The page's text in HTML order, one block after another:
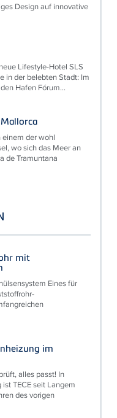
Design auf innovative
Lifestyle-Hotel SLS
in der belebten Stadt: Im
Hafen Fórum...
der wohl
wo sich das Meer an
de Tramuntana
mit
Eines für
im
alles passt! In
TECE seit Langem
des vorigen